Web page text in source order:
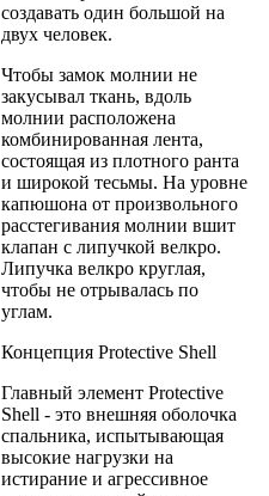
создавать один большой на
двух человек.
Чтобы замок молнии не
закусывал ткань, вдоль
молнии расположена
комбинированная лента,
состоящая из плотного ранта
и широкой тесьмы. На уровне
капюшона от произвольного
расстегивания молнии вшит
клапан с липучкой велкро.
Липучка велкро круглая,
чтобы не отрывалась по
углам.
Концепция Protective Shell
Главный элемент Protective
Shell - это внешняя оболочка
спальника, испытывающая
высокие нагрузки на
истирание и агрессивное